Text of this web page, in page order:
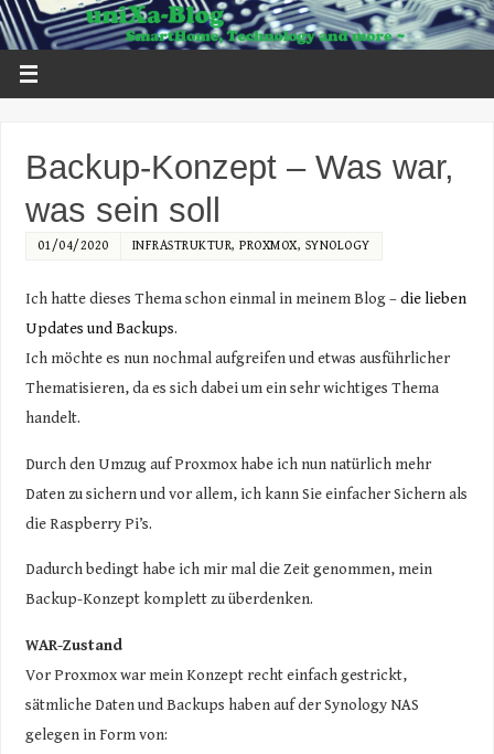
Backup-Konzept – Was war,
was sein soll
01/04/2020 INFRASTRUKTUR,PROXMOX, SYNOLOGY
Ich hatte dieses Thema schon einmal in meinem Blog –die lieben
Updates und Backups.
Ich möchte es nun nochmal aufgreifen und etwas ausführlicher
Thematisieren, da es sich dabei um ein sehr wichtiges Thema
handelt.
Durch den Umzug auf Proxmox habe ich nun natürlich mehr
Daten zu sichern und vor allem, ich kann Sie einfacher Sichern als
die Raspberry Pi’s.
Dadurch bedingt habe ich mir mal die Zeit genommen, mein
Backup-Konzept komplett zu überdenken.
WAR-Zustand
Vor Proxmox war mein Konzept recht einfach gestrickt,
sätmliche Daten und Backups haben auf der Synology NAS
gelegen in Form von: